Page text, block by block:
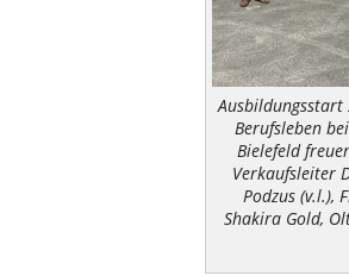
Ausbildungsstart
Berufsleben
Bielefeld
Verkaufsleiter
Podzus (v.l.),
Shakira Gold,